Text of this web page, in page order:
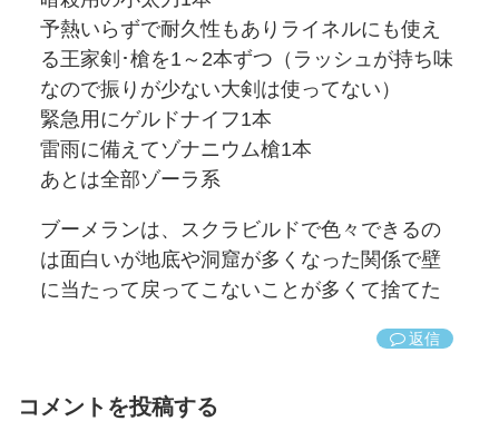
予熱いらずで耐久性もありライネルにも使え
る王家剣･槍を1～2本ずつ（ラッシュが持ち味
なので振りが少ない大剣は使ってない）
緊急用にゲルドナイフ1本
雷雨に備えてゾナニウム槍1本
あとは全部ゾーラ系
ブーメランは、スクラビルドで色々できるの
は面白いが地底や洞窟が多くなった関係で壁
に当たって戻ってこないことが多くて捨てた
返信
コメントを投稿する